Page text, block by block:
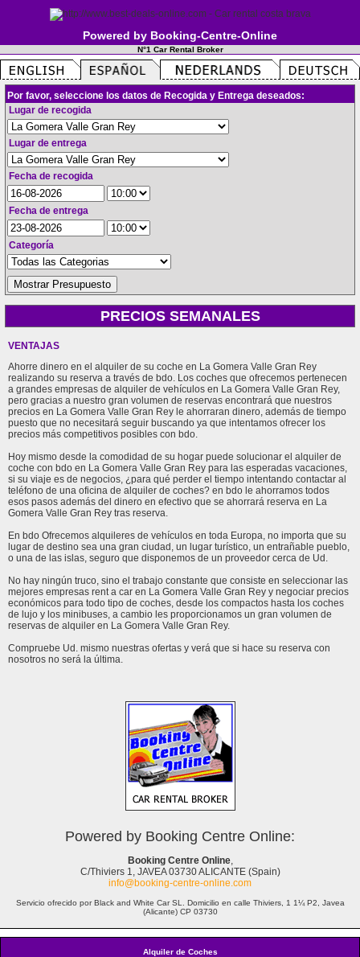
Powered by Booking-Centre-Online
N°1 Car Rental Broker
Alquiler de Coches
Por favor, seleccione los datos de Recogida y Entrega deseados:
Lugar de recogida
Lugar de entrega
Fecha de recogida
Fecha de entrega
Categoría
PRECIOS SEMANALES
VENTAJAS
Ahorre dinero en el alquiler de su coche en La Gomera Valle Gran Rey
realizando su reserva a través de bdo. Los coches que ofrecemos pertenecen
a grandes empresas de alquiler de vehículos en La Gomera Valle Gran Rey,
pero gracias a nuestro gran volumen de reservas encontrará que nuestros
precios en La Gomera Valle Gran Rey le ahorraran dinero, además de tiempo
puesto que no necesitará seguir buscando ya que intentamos ofrecer los
precios más competitivos posibles con bdo.
Hoy mismo desde la comodidad de su hogar puede solucionar el alquiler de
coche con bdo en La Gomera Valle Gran Rey para las esperadas vacaciones,
si su viaje es de negocios, ¿para qué perder el tiempo intentando contactar al
teléfono de una oficina de alquiler de coches? en bdo le ahorramos todos
esos pasos además del dinero en efectivo que se ahorrará reserva en La
Gomera Valle Gran Rey tras reserva.
En bdo Ofrecemos alquileres de vehículos en toda Europa, no importa que su
lugar de destino sea una gran ciudad, un lugar turístico, un entrañable pueblo,
o una de las islas, seguro que disponemos de un proveedor cerca de Ud.
No hay ningún truco, sino el trabajo constante que consiste en seleccionar las
mejores empresas rent a car en La Gomera Valle Gran Rey y negociar precios
económicos para todo tipo de coches, desde los compactos hasta los coches
de lujo y los minibuses, a cambio les proporcionamos un gran volumen de
reservas de alquiler en La Gomera Valle Gran Rey.
Compruebe Ud. mismo nuestras ofertas y verá que si hace su reserva con
nosotros no será la última.
Powered by Booking Centre Online:
Booking Centre Online,
C/Thiviers 1, JAVEA 03730 ALICANTE (Spain)
info@booking-centre-online.com
Servicio ofrecido por Black and White Car SL. Domicilio en calle Thiviers, 1 1¼ P2, Javea
(Alicante) CP 03730